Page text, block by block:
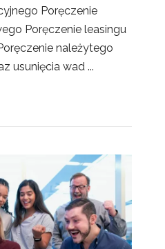
Poręczenie
Poręczenie leasingu
należytego
usunięcia wad ...